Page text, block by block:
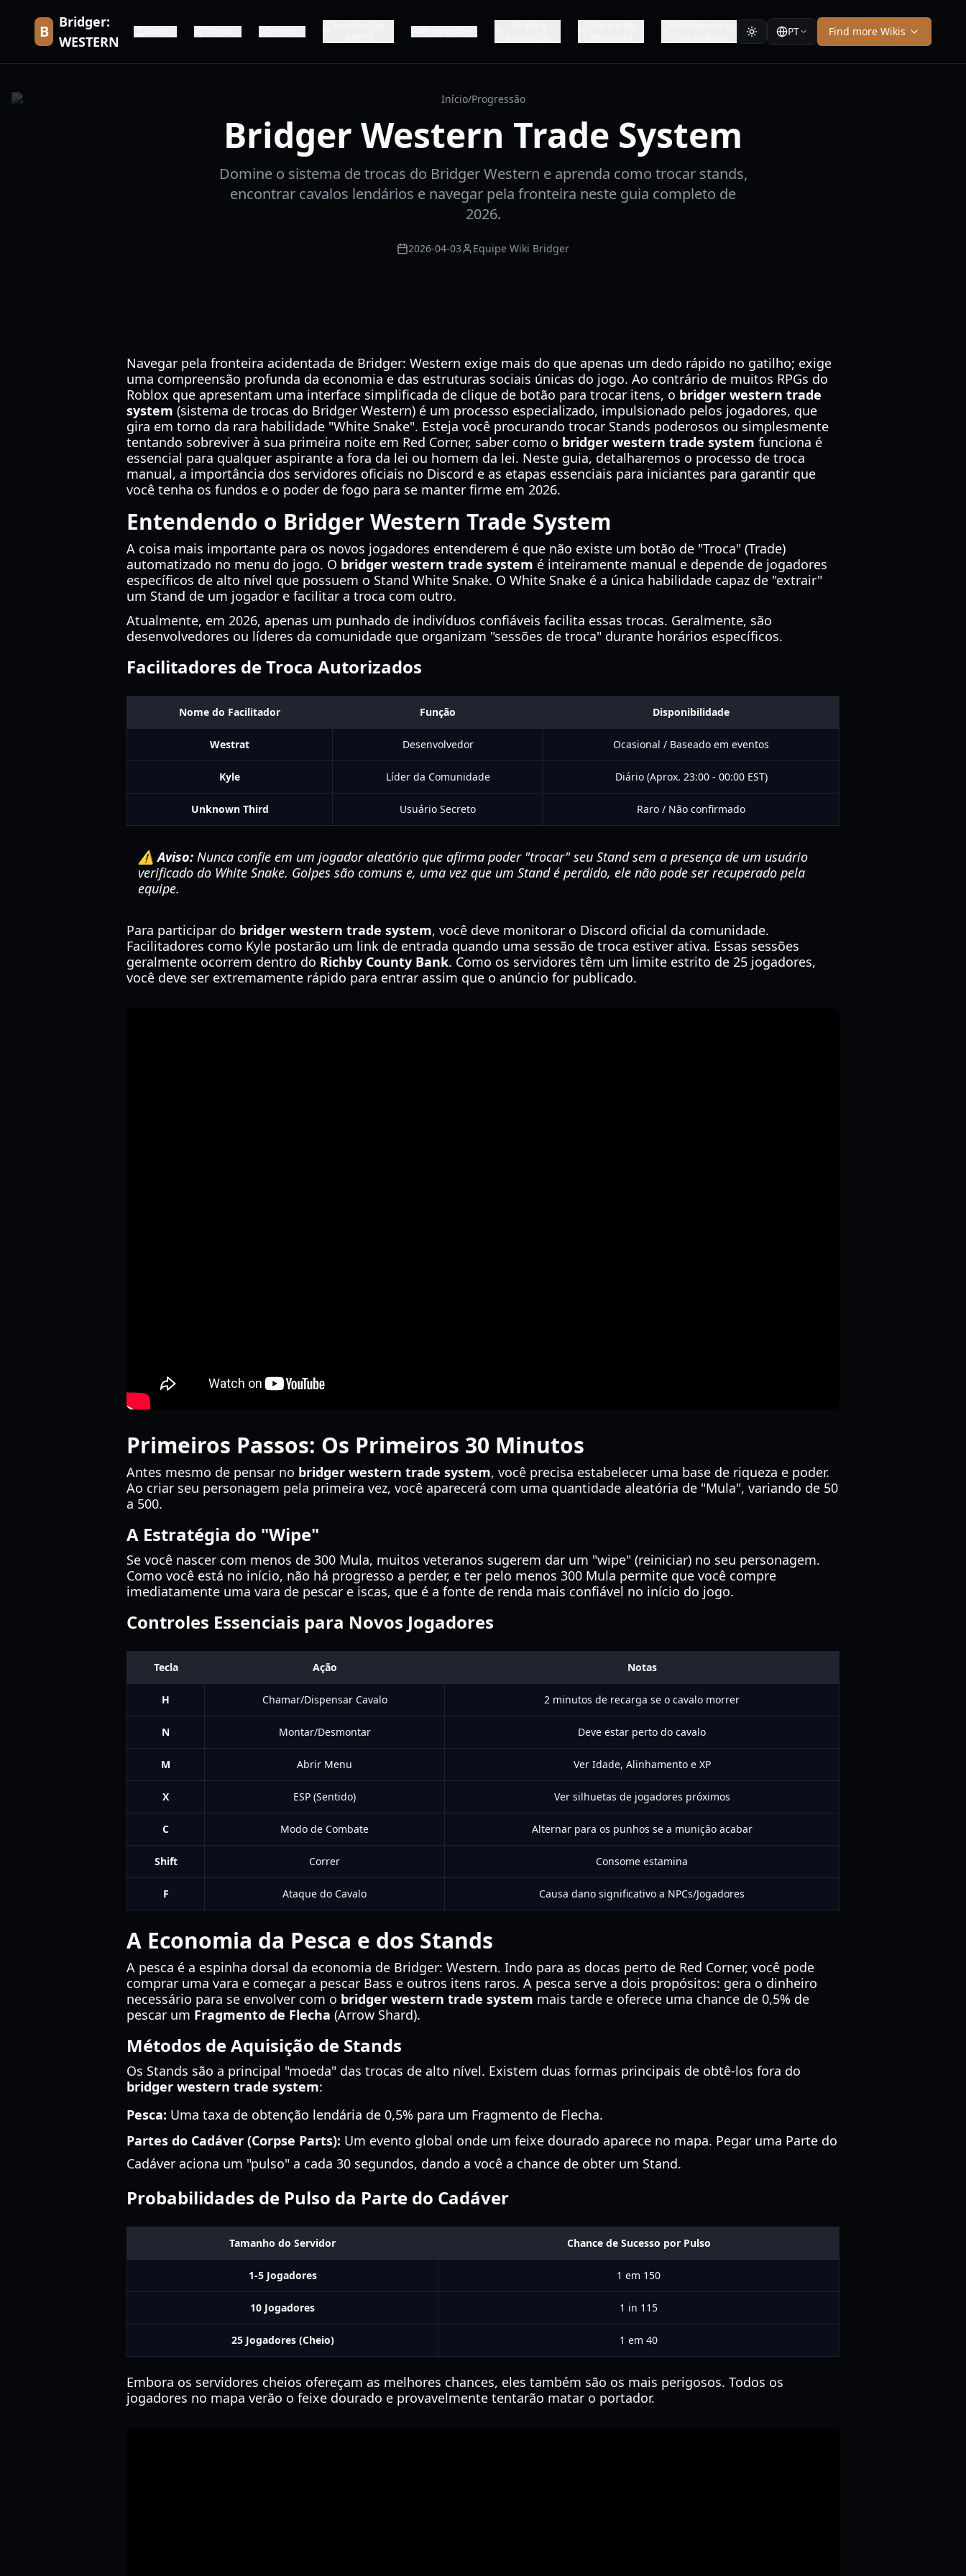
B
Bridger:
WESTERN
PT Find more Wikis
Início/Progressão
Bridger Western Trade System
Domine o sistema de trocas do Bridger Western e aprenda como trocar stands,
encontrar cavalos lendários e navegar pela fronteira neste guia completo de
2026.
2026-04-03 Equipe Wiki Bridger
Navegar pela fronteira acidentada de Bridger: Western exige mais do que apenas um dedo rápido no gatilho; exige
uma compreensão profunda da economia e das estruturas sociais únicas do jogo. Ao contrário de muitos RPGs do
Roblox que apresentam uma interface simplificada de clique de botão para trocar itens, o bridger western trade
system (sistema de trocas do Bridger Western) é um processo especializado, impulsionado pelos jogadores, que
gira em torno da rara habilidade "White Snake". Esteja você procurando trocar Stands poderosos ou simplesmente
tentando sobreviver à sua primeira noite em Red Corner, saber como o bridger western trade system funciona é
essencial para qualquer aspirante a fora da lei ou homem da lei. Neste guia, detalharemos o processo de troca
manual, a importância dos servidores oficiais no Discord e as etapas essenciais para iniciantes para garantir que
você tenha os fundos e o poder de fogo para se manter firme em 2026.
Entendendo o Bridger Western Trade System
A coisa mais importante para os novos jogadores entenderem é que não existe um botão de "Troca" (Trade)
automatizado no menu do jogo. O bridger western trade system é inteiramente manual e depende de jogadores
específicos de alto nível que possuem o Stand White Snake. O White Snake é a única habilidade capaz de "extrair"
um Stand de um jogador e facilitar a troca com outro.
Atualmente, em 2026, apenas um punhado de indivíduos confiáveis facilita essas trocas. Geralmente, são
desenvolvedores ou líderes da comunidade que organizam "sessões de troca" durante horários específicos.
Facilitadores de Troca Autorizados
Nome do Facilitador Função Disponibilidade
Westrat Desenvolvedor Ocasional / Baseado em eventos
Kyle Líder da Comunidade Diário (Aprox. 23:00 - 00:00 EST)
Unknown Third Usuário Secreto Raro / Não confirmado
⚠️ Aviso: Nunca confie em um jogador aleatório que afirma poder "trocar" seu Stand sem a presença de um usuário
verificado do White Snake. Golpes são comuns e, uma vez que um Stand é perdido, ele não pode ser recuperado pela
equipe.
Para participar do bridger western trade system, você deve monitorar o Discord oficial da comunidade.
Facilitadores como Kyle postarão um link de entrada quando uma sessão de troca estiver ativa. Essas sessões
geralmente ocorrem dentro do Richby County Bank. Como os servidores têm um limite estrito de 25 jogadores,
você deve ser extremamente rápido para entrar assim que o anúncio for publicado.
Primeiros Passos: Os Primeiros 30 Minutos
Antes mesmo de pensar no bridger western trade system, você precisa estabelecer uma base de riqueza e poder.
Ao criar seu personagem pela primeira vez, você aparecerá com uma quantidade aleatória de "Mula", variando de 50
a 500.
A Estratégia do "Wipe"
Se você nascer com menos de 300 Mula, muitos veteranos sugerem dar um "wipe" (reiniciar) no seu personagem.
Como você está no início, não há progresso a perder, e ter pelo menos 300 Mula permite que você compre
imediatamente uma vara de pescar e iscas, que é a fonte de renda mais confiável no início do jogo.
Controles Essenciais para Novos Jogadores
Tecla Ação Notas
H Chamar/Dispensar Cavalo 2 minutos de recarga se o cavalo morrer
N Montar/Desmontar Deve estar perto do cavalo
M Abrir Menu Ver Idade, Alinhamento e XP
X ESP (Sentido) Ver silhuetas de jogadores próximos
C Modo de Combate Alternar para os punhos se a munição acabar
Shift Correr Consome estamina
F Ataque do Cavalo Causa dano significativo a NPCs/Jogadores
A Economia da Pesca e dos Stands
A pesca é a espinha dorsal da economia de Bridger: Western. Indo para as docas perto de Red Corner, você pode
comprar uma vara e começar a pescar Bass e outros itens raros. A pesca serve a dois propósitos: gera o dinheiro
necessário para se envolver com o bridger western trade system mais tarde e oferece uma chance de 0,5% de
pescar um Fragmento de Flecha (Arrow Shard).
Métodos de Aquisição de Stands
Os Stands são a principal "moeda" das trocas de alto nível. Existem duas formas principais de obtê-los fora do
bridger western trade system:
Pesca: Uma taxa de obtenção lendária de 0,5% para um Fragmento de Flecha.
Partes do Cadáver (Corpse Parts): Um evento global onde um feixe dourado aparece no mapa. Pegar uma Parte do
Cadáver aciona um "pulso" a cada 30 segundos, dando a você a chance de obter um Stand.
Probabilidades de Pulso da Parte do Cadáver
Tamanho do Servidor Chance de Sucesso por Pulso
1-5 Jogadores 1 em 150
10 Jogadores 1 in 115
25 Jogadores (Cheio) 1 em 40
Embora os servidores cheios ofereçam as melhores chances, eles também são os mais perigosos. Todos os
jogadores no mapa verão o feixe dourado e provavelmente tentarão matar o portador.